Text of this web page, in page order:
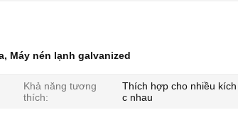
, Máy nén lạnh galvanized
Khả năng tương
thích:
Thích hợp cho nhiều
c nhau